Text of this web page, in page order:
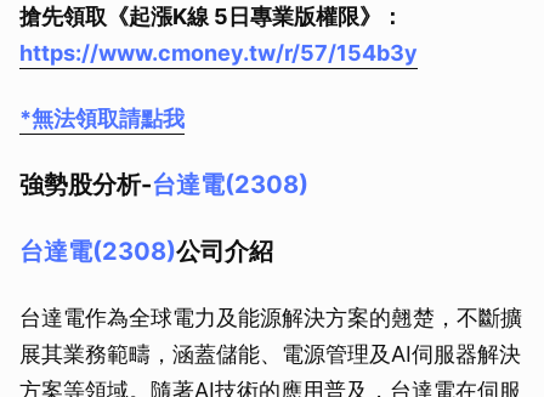
搶先領取《起漲K線 5日專業版權限》：
https://www.cmoney.tw/r/57/154b3y
*無法領取請點我
強勢股分析-台達電(2308)
台達電(2308)公司介紹
台達電作為全球電力及能源解決方案的翹楚，不斷擴
展其業務範疇，涵蓋儲能、電源管理及AI伺服器解決
方案等領域。隨著AI技術的應用普及，台達電在伺服